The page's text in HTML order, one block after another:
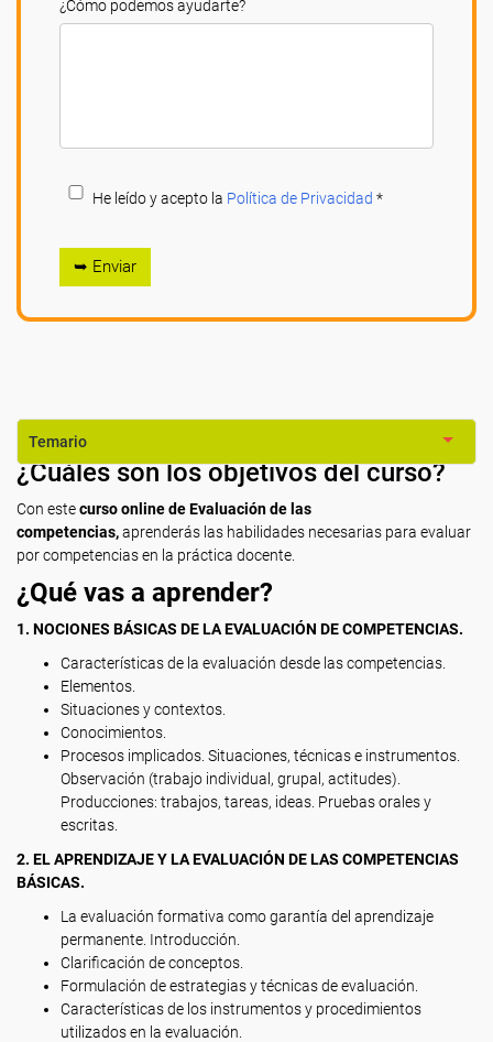
¿Cómo podemos ayudarte?
He leído y acepto la Política de Privacidad *
➥ Enviar
Temario
¿Cuáles son los objetivos del curso?
Con estecurso online de Evaluación de las
competencias,aprenderás las habilidades necesarias para evaluar
por competencias en la práctica docente.
¿Qué vas a aprender?
1. NOCIONES BÁSICAS DE LA EVALUACIÓN DE COMPETENCIAS.
Características de la evaluación desde las competencias.
Elementos.
Situaciones y contextos.
Conocimientos.
Procesos implicados. Situaciones, técnicas e instrumentos.
Observación (trabajo individual, grupal, actitudes).
Producciones: trabajos, tareas, ideas. Pruebas orales y
escritas.
2. EL APRENDIZAJE Y LA EVALUACIÓN DE LAS COMPETENCIAS
BÁSICAS.
La evaluación formativa como garantía del aprendizaje
permanente. Introducción.
Clarificación de conceptos.
Formulación de estrategias y técnicas de evaluación.
Características de los instrumentos y procedimientos
utilizados en la evaluación.